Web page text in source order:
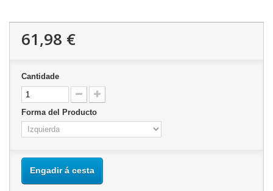
61,98 €
Cantidade
Forma del Producto
Engadir á cesta